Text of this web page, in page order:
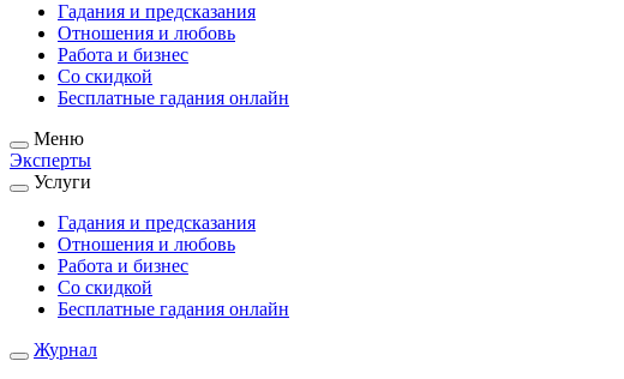
Гадания и предсказания
Отношения и любовь
Работа и бизнес
Со скидкой
Бесплатные гадания онлайн
Меню
Эксперты
Услуги
Гадания и предсказания
Отношения и любовь
Работа и бизнес
Со скидкой
Бесплатные гадания онлайн
Журнал